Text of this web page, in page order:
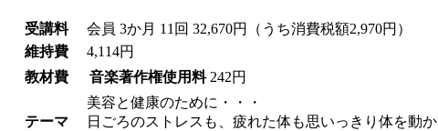
受講料 会員 3か月 11回 32,670円（うち消費税額2,970円）
維持費
4,114円
教材費
音楽著作権使用料 242円
テーマ
美容と健康のために・・・
日ごろのストレスも、疲れた体も思いっきり体を動